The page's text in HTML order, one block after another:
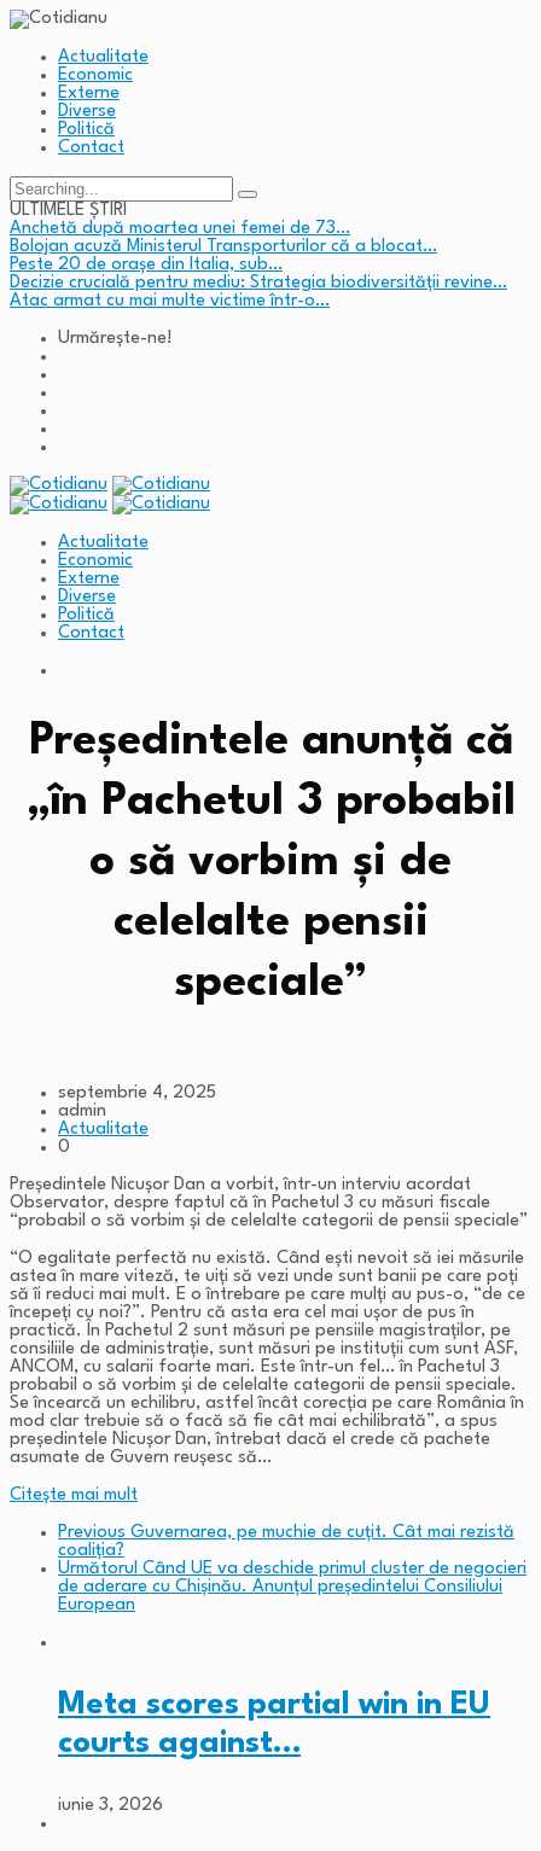
Actualitate
Economic
Externe
Diverse
Politică
Contact
Search
for:
ULTIMELE ȘTIRI
Anchetă după moartea unei femei de 73…
Bolojan acuză Ministerul Transporturilor că a blocat…
Peste 20 de orașe din Italia, sub…
Decizie crucială pentru mediu: Strategia biodiversității revine…
Atac armat cu mai multe victime într-o…
Urmărește-ne!
Actualitate
Economic
Externe
Diverse
Politică
Contact
Președintele anunță că
„în Pachetul 3 probabil
o să vorbim și de
celelalte pensii
speciale”
septembrie 4, 2025
admin
Actualitate
0
Președintele Nicușor Dan a vorbit, într-un interviu acordat
Observator, despre faptul că în Pachetul 3 cu măsuri fiscale
“probabil o să vorbim și de celelalte categorii de pensii speciale”
“O egalitate perfectă nu există. Când ești nevoit să iei măsurile
astea în mare viteză, te uiți să vezi unde sunt banii pe care poți
să îi reduci mai mult. E o întrebare pe care mulți au pus-o, “de ce
începeți cu noi?”. Pentru că asta era cel mai ușor de pus în
practică. În Pachetul 2 sunt măsuri pe pensiile magistraților, pe
consiliile de administrație, sunt măsuri pe instituții cum sunt ASF,
ANCOM, cu salarii foarte mari. Este într-un fel… în Pachetul 3
probabil o să vorbim și de celelalte categorii de pensii speciale.
Se încearcă un echilibru, astfel încât corecția pe care România în
mod clar trebuie să o facă să fie cât mai echilibrată”, a spus
președintele Nicușor Dan, întrebat dacă el crede că pachete
asumate de Guvern reușesc să…
Citeşte mai mult
Previous Guvernarea, pe muchie de cuțit. Cât mai rezistă
coaliția?
Următorul Când UE va deschide primul cluster de negocieri
de aderare cu Chișinău. Anunțul președintelui Consiliului
European
Meta scores partial win in EU
courts against…
iunie 3, 2026